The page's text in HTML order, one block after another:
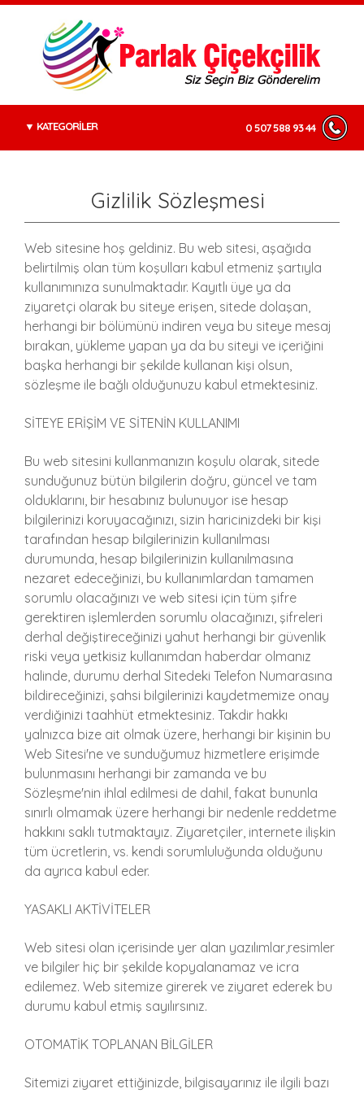
KATEGORİLER 0 507 588 93 44
Gizlilik Sözleşmesi
Web sitesine hoş geldiniz. Bu web sitesi, aşağıda
belirtilmiş olan tüm koşulları kabul etmeniz şartıyla
kullanımınıza sunulmaktadır. Kayıtlı üye ya da
ziyaretçi olarak bu siteye erişen, sitede dolaşan,
herhangi bir bölümünü indiren veya bu siteye mesaj
bırakan, yükleme yapan ya da bu siteyi ve içeriğini
başka herhangi bir şekilde kullanan kişi olsun,
sözleşme ile bağlı olduğunuzu kabul etmektesiniz.
SİTEYE ERİŞİM VE SİTENİN KULLANIMI
Bu web sitesini kullanmanızın koşulu olarak, sitede
sunduğunuz bütün bilgilerin doğru, güncel ve tam
olduklarını, bir hesabınız bulunuyor ise hesap
bilgilerinizi koruyacağınızı, sizin haricinizdeki bir kişi
tarafından hesap bilgilerinizin kullanılması
durumunda, hesap bilgilerinizin kullanılmasına
nezaret edeceğinizi, bu kullanımlardan tamamen
sorumlu olacağınızı ve web sitesi için tüm şifre
gerektiren işlemlerden sorumlu olacağınızı, şifreleri
derhal değiştireceğinizi yahut herhangi bir güvenlik
riski veya yetkisiz kullanımdan haberdar olmanız
halinde, durumu derhal Sitedeki Telefon Numarasına
bildireceğinizi, şahsi bilgilerinizi kaydetmemize onay
verdiğinizi taahhüt etmektesiniz. Takdir hakkı
yalnızca bize ait olmak üzere, herhangi bir kişinin bu
Web Sitesi'ne ve sunduğumuz hizmetlere erişimde
bulunmasını herhangi bir zamanda ve bu
Sözleşme'nin ihlal edilmesi de dahil, fakat bununla
sınırlı olmamak üzere herhangi bir nedenle reddetme
hakkını saklı tutmaktayız. Ziyaretçiler, internete ilişkin
tüm ücretlerin, vs. kendi sorumluluğunda olduğunu
da ayrıca kabul eder.
YASAKLI AKTİVİTELER
Web sitesi olan içerisinde yer alan yazılımlar,resimler
ve bilgiler hiç bir şekilde kopyalanamaz ve icra
edilemez. Web sitemize girerek ve ziyaret ederek bu
durumu kabul etmiş sayılırsınız.
OTOMATİK TOPLANAN BİLGİLER
Sitemizi ziyaret ettiğinizde, bilgisayarınız ile ilgili bazı